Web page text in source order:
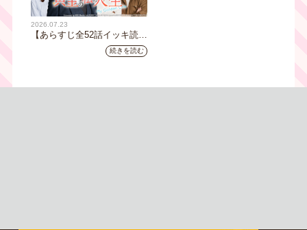
2026.07.23
【あらすじ全52話イッキ読
み】韓国ドラマ『黄金の私の
人生』｜テレビ大阪 月曜～
続きを読む